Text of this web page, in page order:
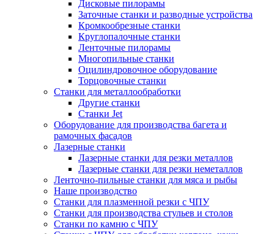
Дисковые пилорамы
Заточные станки и разводные устройства
Кромкообрезные станки
Круглопалочные станки
Ленточные пилорамы
Многопильные станки
Оцилиндровочное оборудование
Торцовочные станки
Станки для металлообработки
Другие станки
Станки Jet
Оборудование для производства багета и
рамочных фасадов
Лазерные станки
Лазерные станки для резки металлов
Лазерные станки для резки неметаллов
Ленточно-пильные станки для мяса и рыбы
Наше производство
Станки для плазменной резки с ЧПУ
Станки для производства стульев и столов
Станки по камню с ЧПУ